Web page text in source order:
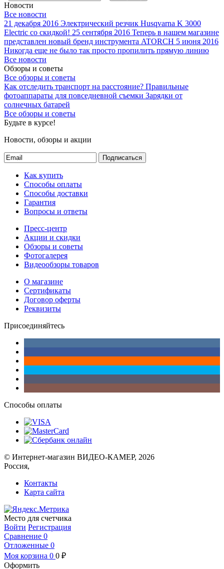
Новости
Все новости
21 декабря 2016 Электрический резчик Husqvarna K 3000
Electric со скидкой! 25 сентября 2016 Теперь в нашем магазине
представлен новый бренд инструмента ATORCH 5 июня 2016
Никогда еще не было так просто пропилить прямую линию
Все новости
Обзоры и советы
Все обзоры и советы
Как отследить транспорт на расстояние? Правильные
фотоаппараты для повседневной съемки Зарядки от
солнечных батарей
Все обзоры и советы
Будьте в курсе!
Новости, обзоры и акции
Подписаться
Как купить
Способы оплаты
Способы доставки
Гарантия
Вопросы и ответы
Пресс-центр
Акции и скидки
Обзоры и советы
Фотогалерея
Видеообзоры товаров
О магазине
Сертификаты
Договор оферты
Реквизиты
Присоединяйтесь
Способы оплаты
© Интернет-магазин ВИДЕО-КАМЕР, 2026
Россия,
Контакты
Карта сайта
Место для счетчика
Войти Регистрация
Сравнение 0
Отложенные 0
Моя корзина 0 0 ₽
Оформить